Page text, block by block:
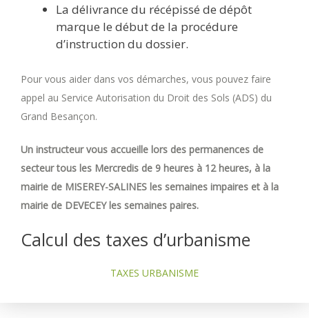
La délivrance du récépissé de dépôt
marque le début de la procédure
d’instruction du dossier.
Pour vous aider dans vos démarches, vous pouvez faire
appel au Service Autorisation du Droit des Sols (ADS) du
Grand Besançon.
Un instructeur vous accueille lors des permanences de
secteur tous les Mercredis de 9 heures à 12 heures, à la
mairie de MISEREY-SALINES les semaines impaires et à la
mairie de DEVECEY les semaines paires.
Calcul des taxes d’urbanisme
TAXES URBANISME